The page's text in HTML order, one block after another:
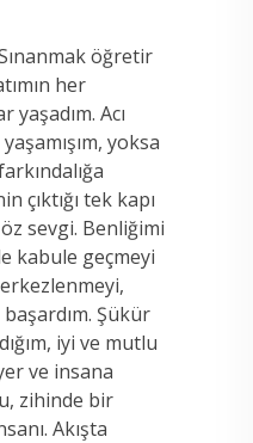
öğretir
her
yaşadım. Acı
yoksa
çıktığı tek kapı
sevgi. Benliğimi
kabule geçmeyi
Şükür
iyi ve mutlu
ve insana
zihinde bir
Akışta